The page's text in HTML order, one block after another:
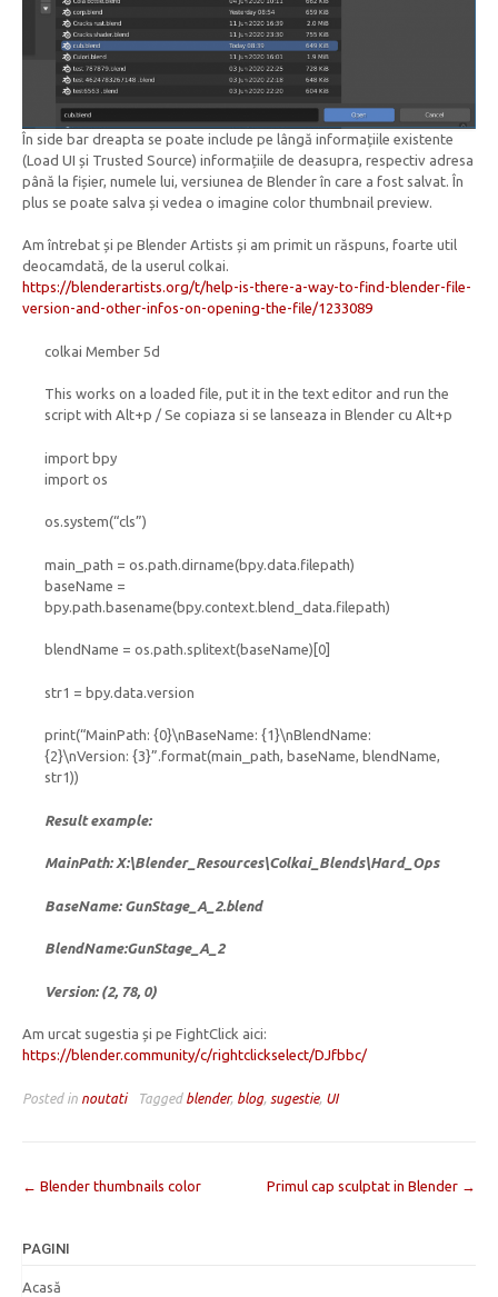
În side bar dreapta se poate include pe lângă informațiile existente
(Load UI și Trusted Source) informațiile de deasupra, respectiv adresa
până la fișier, numele lui, versiunea de Blender în care a fost salvat. În
plus se poate salva și vedea o imagine color thumbnail preview.
Am întrebat și pe Blender Artists și am primit un răspuns, foarte util
deocamdată, de la userul colkai.
https://blenderartists.org/t/help-is-there-a-way-to-find-blender-file-
version-and-other-infos-on-opening-the-file/1233089
colkai Member 5d
This works on a loaded file, put it in the text editor and run the
script with Alt+p / Se copiaza si se lanseaza in Blender cu Alt+p
import bpy
import os
os.system(“cls”)
main_path = os.path.dirname(bpy.data.filepath)
baseName =
bpy.path.basename(bpy.context.blend_data.filepath)
blendName = os.path.splitext(baseName)[0]
str1 = bpy.data.version
print(“MainPath: {0}\nBaseName: {1}\nBlendName:
{2}\nVersion: {3}”.format(main_path, baseName, blendName,
str1))
Result example:
MainPath: X:\Blender_Resources\Colkai_Blends\Hard_Ops
BaseName: GunStage_A_2.blend
BlendName:GunStage_A_2
Version: (2, 78, 0)
Am urcat sugestia și pe FightClick aici:
https://blender.community/c/rightclickselect/DJfbbc/
Posted in noutati Tagged blender, blog, sugestie, UI
Post
← Blender thumbnails color Primul cap sculptat in Blender →
PAGINI
Acasă